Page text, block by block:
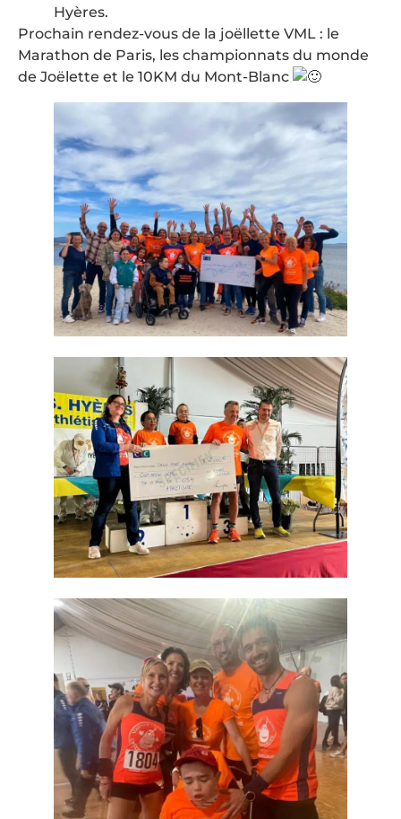
Hyères.
Prochain rendez-vous de la joëllette VML : le
Marathon de Paris, les championnats du monde
de Joëlette et le 10KM du Mont-Blanc